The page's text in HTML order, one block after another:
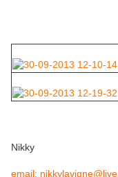
Nikky
email: